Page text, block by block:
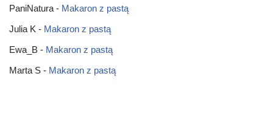
PaniNatura - Makaron z pastą
Julia K - Makaron z pastą
Ewa_B - Makaron z pastą
Marta S - Makaron z pastą